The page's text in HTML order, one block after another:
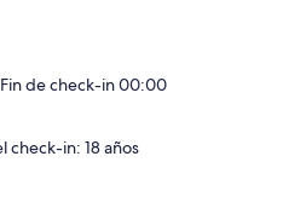
de check-in 00:00
check-in: 18 años